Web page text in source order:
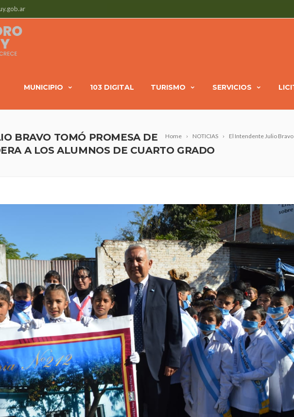
MUNICIPIO 103 DIGITAL TURISMO SERVICIOS
Home NOTICIAS El Intendente Julio
BRAVO TOMÓ PROMESA DE
A LOS ALUMNOS DE CUARTO GRADO